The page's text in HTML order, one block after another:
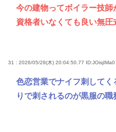
今の建物ってボイラー技師
資格者いなくても良い無圧
31 : 2026/05/28(木) 20:04:50.77 ID:JOisjIMa0
色恋営業でナイフ刺して
りで刺されるのが黒服の